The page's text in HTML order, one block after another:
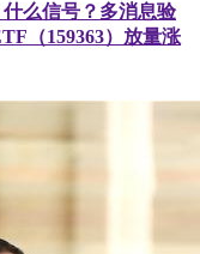
么信号？多消息验
（159363）放量涨